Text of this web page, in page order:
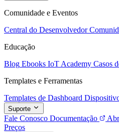
Comunidade e Eventos
Central do Desenvolvedor
Educação
Blog Ebooks IoT Academy Casos
Templates e Ferramentas
Templates de Dashboard
Suporte
Fale Conosco Documentação
Preços